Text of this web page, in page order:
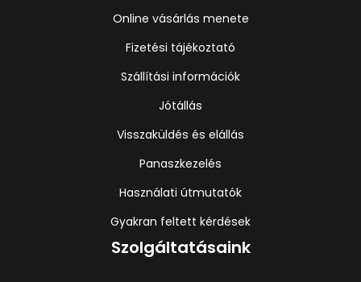
Online vásárlás menete
Fizetési tájékoztató
Szállítási információk
Jótállás
Visszaküldés és elállás
Panaszkezelés
Használati útmutatók
Gyakran feltett kérdések
Szolgáltatásaink